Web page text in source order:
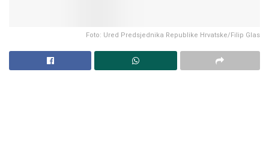
Foto: Ured Predsjednika Republike Hrvatske/Filip Glas